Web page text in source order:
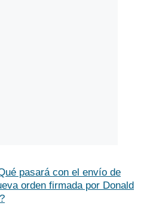
pasará con el envío de
orden firmada por Donald